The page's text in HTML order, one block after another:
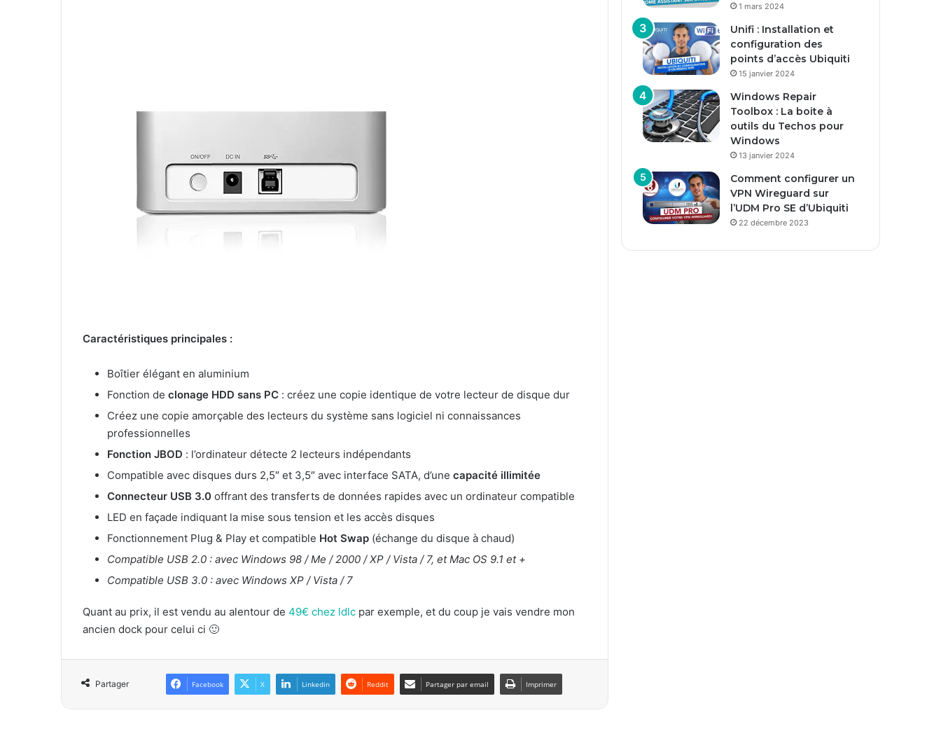
Caractéristiques principales :
Boîtier élégant en aluminium
Fonction de clonage HDD sans PC : créez une copie identique de votre lecteur de disque dur
Créez une copie amorçable des lecteurs du système sans logiciel ni connaissances
professionnelles
Fonction JBOD : l’ordinateur détecte 2 lecteurs indépendants
Compatible avec disques durs 2,5″ et 3,5″ avec interface SATA, d’une capacité illimitée
Connecteur USB 3.0 offrant des transferts de données rapides avec un ordinateur compatible
LED en façade indiquant la mise sous tension et les accès disques
Fonctionnement Plug & Play et compatible Hot Swap (échange du disque à chaud)
Compatible USB 2.0 : avec Windows 98 / Me / 2000 / XP / Vista / 7, et Mac OS 9.1 et +
Compatible USB 3.0 : avec Windows XP / Vista / 7
Quant au prix, il est vendu au alentour de 49€ chez ldlc par exemple, et du coup je vais vendre mon
ancien dock pour celui ci 🙂
Partager Facebook X Linkedin Reddit Partager par email Imprimer
1 mars 2024
Unifi : Installation et
configuration des
points d’accès Ubiquiti
15 janvier 2024
Windows Repair
Toolbox : La boite à
outils du Techos pour
Windows
13 janvier 2024
Comment configurer un
VPN Wireguard sur
l’UDM Pro SE d’Ubiquiti
22 décembre 2023